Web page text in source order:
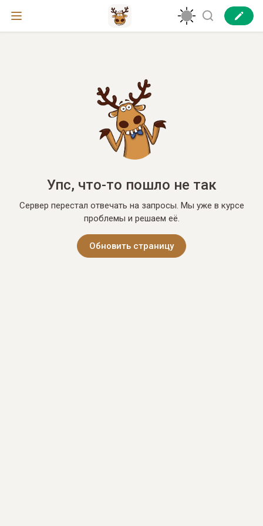
Упс, что-то пошло не так
Сервер перестал отвечать на запросы. Мы уже в курсе
проблемы и решаем её.
Обновить страницу